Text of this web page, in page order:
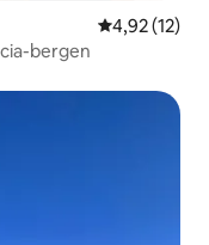
4,92 av 5 i
4,92 (12)
bergen